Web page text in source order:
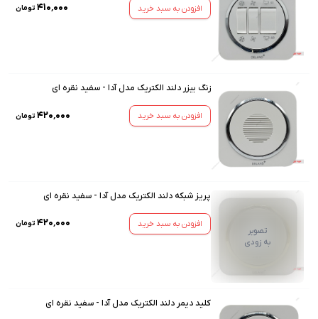
افزودن به سبد خرید ۴۱۰٬۰۰۰ تومان
زنگ بیزر دلند الکتریک مدل آدا - سفید نقره ای
افزودن به سبد خرید ۴۲۰٬۰۰۰ تومان
تصویر
به زودی
پریز شبکه دلند الکتریک مدل آدا - سفید نقره ای
افزودن به سبد خرید ۴۲۰٬۰۰۰ تومان
کلید دیمر دلند الکتریک مدل آدا - سفید نقره ای